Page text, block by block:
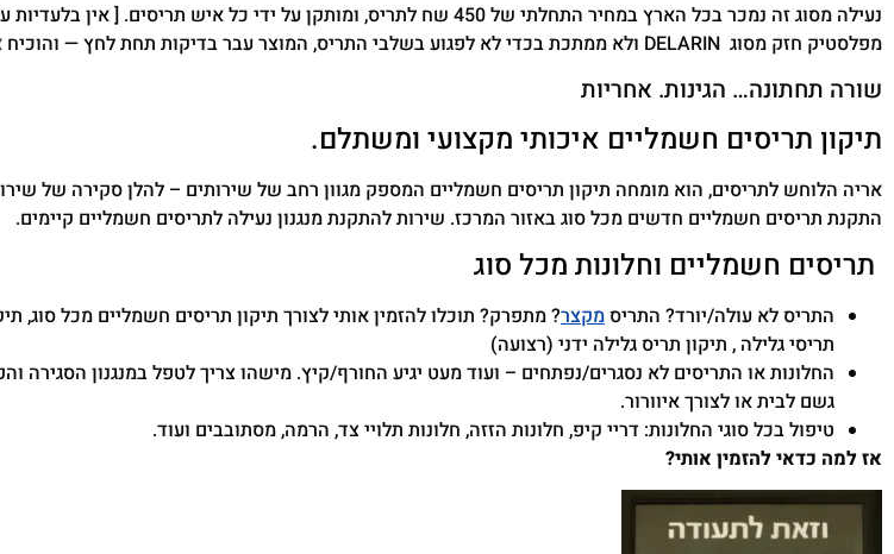
נעילה מסוג זה נמכר בכל הארץ במחיר התחלתי של 450 שח לתריס, ומותקן על ידי כל
מפלסטיק חזק מסוג DELARIN ולא ממתכת בכדי לא לפגוע בשלבי התריס, המוצר עבר בדיקות תחת לחץ — והוכיח את עצמו.
שורה תחתונה… הגינות. אחריות
תיקון תריסים חשמליים איכותי מקצועי ומשתלם.
אריה הלוחש לתריסים, הוא מומחה תיקון תריסים חשמליים המספק מגוון רחב של שירותים – להלן סקירה של
התקנת תריסים חשמליים חדשים מכל סוג באזור המרכז. שירות להתקנת מנגנון נעילה לתריסים חשמליים קיימים.
תריסים חשמליים וחלונות מכל סוג
התריס לא עולה/יורד? התריסמקצר? מתפרק? תוכלו להזמין אותי לצורך תיקון תריסים חשמליים מכל סוג,
תריסי גלילה , תיקון תריס גלילה ידני (רצועה)
החלונות או התריסים לא נסגרים/נפתחים – ועוד מעט יגיע החורף/קיץ. מישהו צריך לטפל במנגנון
גשם לבית או לצורך איוורור.
טיפול בכל סוגי החלונות: דריי קיפ, חלונות הזזה, חלונות תלויי צד, הרמה, מסתובבים ועוד.
אז למה כדאי להזמין אותי?